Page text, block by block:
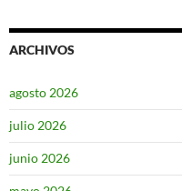
ARCHIVOS
agosto 2026
julio 2026
junio 2026